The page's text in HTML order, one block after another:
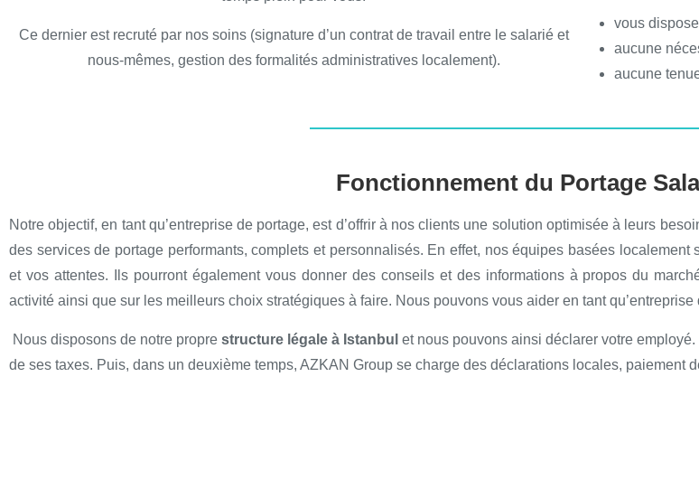
Ce dernier est recruté par nos soins (signature d’un contrat de travail entre le salarié et
nous-mêmes, gestion des formalités administratives localement).
vous
aucune
aucune
Fonctionnement du Portage
Notre objectif, en tant qu’entreprise de portage, est d’offrir à nos clients une solution optimisée à leurs
des services de portage performants, complets et personnalisés. En effet, nos équipes basées
et vos attentes. Ils pourront également vous donner des conseils et des informations à propos du
activité ainsi que sur les meilleurs choix stratégiques à faire. Nous pouvons vous aider en tant qu’entreprise
Nous disposons de notre propre structure légale à Istanbul et nous pouvons ainsi déclarer votre
de ses taxes. Puis, dans un deuxième temps, AZKAN Group se charge des déclarations locales, paiement